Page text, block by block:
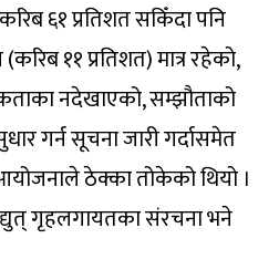
६१ प्रतिशत सकिँदा पनि
११ प्रतिशत) मात्र रहेको,
नदेखाएको, सम्झौताको
गर्न सूचना जारी गर्दासमेत
ठेक्का तोकेको थियो ।
गृहलगायतका संरचना भने